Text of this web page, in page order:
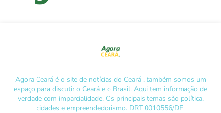
Agora Ceará é o site de notícias do Ceará , também somos um
espaço para discutir o Ceará e o Brasil. Aqui tem informação de
verdade com imparcialidade. Os principais temas são política,
cidades e empreendedorismo. DRT 0010556/DF.